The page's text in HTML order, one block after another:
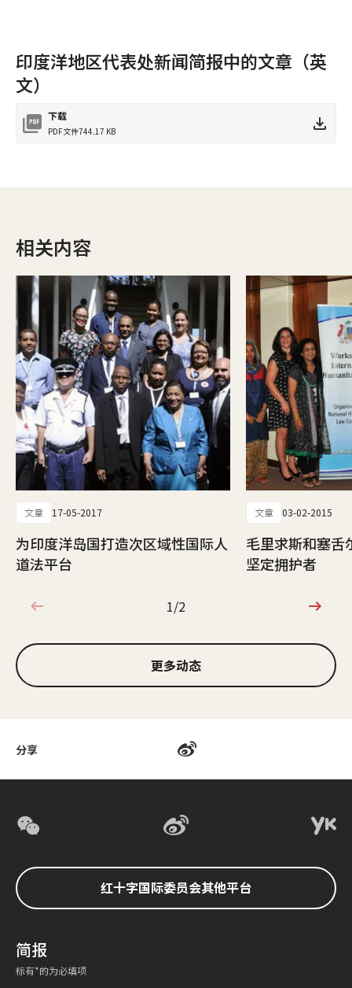
分享
印度洋地区代表处新闻简报中的文章（英
文）
下载
PDF文件744.17 KB
相关内容
文章 17-05-2017
为印度洋岛国打造次区域性国际人
道法平台
文章 03-02-2015
毛里求斯和塞舌
坚定拥护者
1/2
1/2
更多动态
红十字国际委员会其他平台
简报
标有*的为必填项